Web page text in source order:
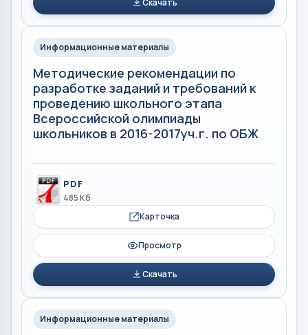
Скачать
Информационные материалы
Методические рекомендации по
разработке заданий и требований к
проведению школьного этапа
Всероссийской олимпиады
школьников в 2016-2017уч.г. по ОБЖ
PDF
485 Кб
Карточка
Просмотр
Скачать
Информационные материалы